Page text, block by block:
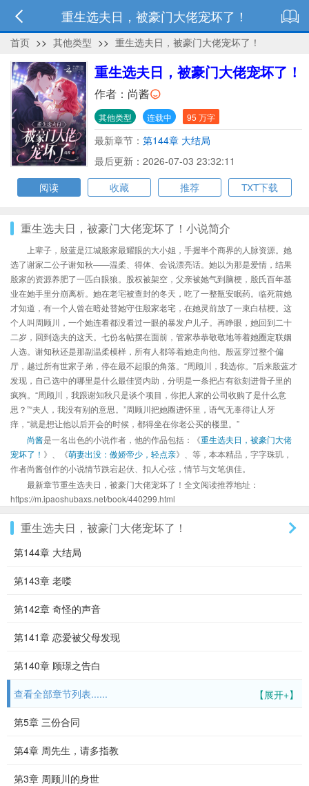
重生选夫日，被豪门大佬宠坏了！
首页 >> 其他类型 >> 重生选夫日，被豪门大佬宠坏了！
重生选夫日，被豪门大佬宠坏了！
作者： 尚酱
其他类型 连载中 95 万字
最新章节： 第144章 大结局
最后更新：2026-07-03 23:32:11
阅读
收藏 推荐 TXT下载
重生选夫日，被豪门大佬宠坏了！小说简介
上辈子，殷蓝是江城殷家最耀眼的大小姐，手握半个商界的人脉资源。她
选了谢家二公子谢知秋——温柔、得体、会说漂亮话。她以为那是爱情，结果
殷家的资源养肥了一匹白眼狼。股权被架空，父亲被她气到脑梗，殷氏百年基
业在她手里分崩离析。她在老宅被查封的冬天，吃了一整瓶安眠药。临死前她
才知道，有一个人曾在暗处替她守住殷家老宅，在她灵前放了一束白桔梗。这
个人叫周顾川，一个她连看都没看过一眼的暴发户儿子。再睁眼，她回到二十
二岁，回到选夫的这天。七份名帖摆在面前，管家恭恭敬敬地等着她圈定联姻
人选。谢知秋还是那副温柔模样，所有人都等着她走向他。殷蓝穿过整个偏
厅，越过所有世家子弟，停在最不起眼的角落。“周顾川，我选你。”后来殷蓝才
发现，自己选中的哪里是什么最佳贤内助，分明是一条把占有欲刻进骨子里的
疯狗。“周顾川，我跟谢知秋只是谈个项目，你把人家的公司收购了是什么意
思？”“夫人，我没有别的意思。”周顾川把她圈进怀里，语气无辜得让人牙
痒，“就是想让他以后开会的时候，都得坐在你老公买的楼里。”
尚酱是一名出色的小说作者，他的作品包括：《重生选夫日，被豪门大佬
宠坏了！ 》、《萌妻出没：傲娇帝少，轻点亲》、等，本本精品，字字珠玑，
作者尚酱创作的小说情节跌宕起伏、扣人心弦，情节与文笔俱佳。
最新章节重生选夫日，被豪门大佬宠坏了！全文阅读推荐地址：
https://m.ipaoshubaxs.net/book/440299.html
重生选夫日，被豪门大佬宠坏了！
第144章 大结局
第143章 老喽
第142章 奇怪的声音
第141章 恋爱被父母发现
第140章 顾璟之告白
【展开+】
查看全部章节列表......
第5章 三份合同
第4章 周先生，请多指教
第3章 周顾川的身世